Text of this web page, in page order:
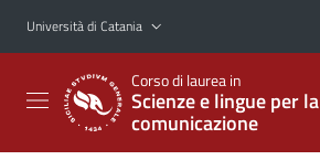
Vai al contenuto principale
Vai al menu di navigazione
Università di Catania
Corso di laurea in
Scienze e lingue per la
comunicazione